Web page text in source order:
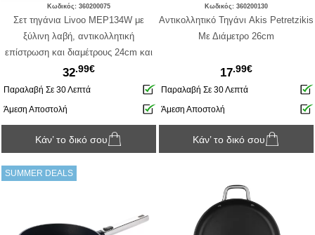
Κωδικός: 360200075
Σετ τηγάνια Livoo MEP134W με
ξύλινη λαβή, αντικολλητική
επίστρωση και διαμέτρους 24cm και
28cm - 2 τεμάχια - White
32.99€
Παραλαβή Σε 30 Λεπτά
Άμεση Αποστολή
Κάν’ το δικό σου
Κωδικός: 360200130
Αντικολλητικό Τηγάνι Akis Petretzikis
Με Διάμετρο 26cm
17.99€
Παραλαβή Σε 30 Λεπτά
Άμεση Αποστολή
Κάν’ το δικό σου
SUMMER DEALS